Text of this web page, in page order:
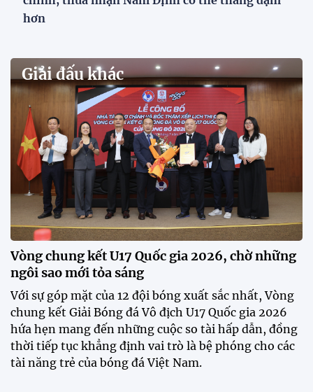
VCK U21 Quốc gia – Cúp FPT Play 2026: Hứa
Quy tụ 12 đội bóng trẻ hàng đầu cả nước, VCK U21
Quốc gia – Cúp FPT Play 2026 hứa hẹn tạo nên cuộc
đua sôi động, đồng thời là bệ phóng cho những
gương mặt triển vọng của bóng đá Việt Nam.
Khai mạc chương trình tuyển sinh, phát hiện tài
năng bóng đá nữ
ĐKVĐ Cúp Quốc gia chiêu mộ sao trẻ của ĐT Việt
Nam
Đình Bắc cùng dàn sao CAHN "thắng lớn" tại
V.League Awards 2026
Loạt cầu thủ U19 Việt Nam thi tốt nghiệp THPT